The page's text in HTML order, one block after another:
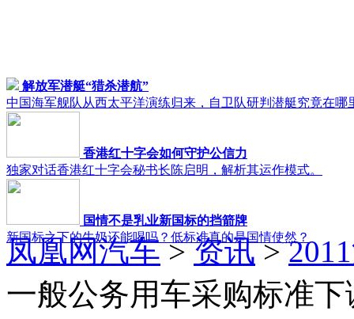
解放军潜艇“猎杀潜航”
中国海军舰队从西太平洋演练归来，自卫队研判潜艇究竟在哪
香港红十字会如何守护公信力
独家对话香港红十字会秘书长陈启明，解析其运作模式。
国情不是乳业新国标的挡箭牌
新国标之下的牛奶还能喝吗？低标准真的是国情使然？
凤凰网汽车>资讯>
一般公务用车采购标准